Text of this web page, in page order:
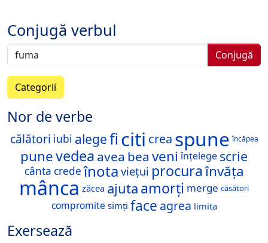
Conjugă verbul
Conjugă
Categorii
Nor de verbe
călători iubi alegeficiti crea spune încăpea
punevedea avea bea veni înțelege scrie
cânta credeînota viețui procuraînvăța
mânca zăcea ajuta amorți merge căsători
compromite simți face agrea limita
Exersează